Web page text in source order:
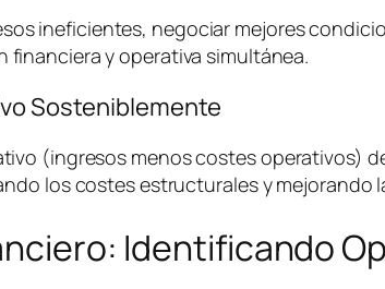
ineficientes, negociar mejores
financiera y operativa simultánea.
Sosteniblemente
(ingresos menos costes operativos)
los costes estructurales y mejorando
Identificando